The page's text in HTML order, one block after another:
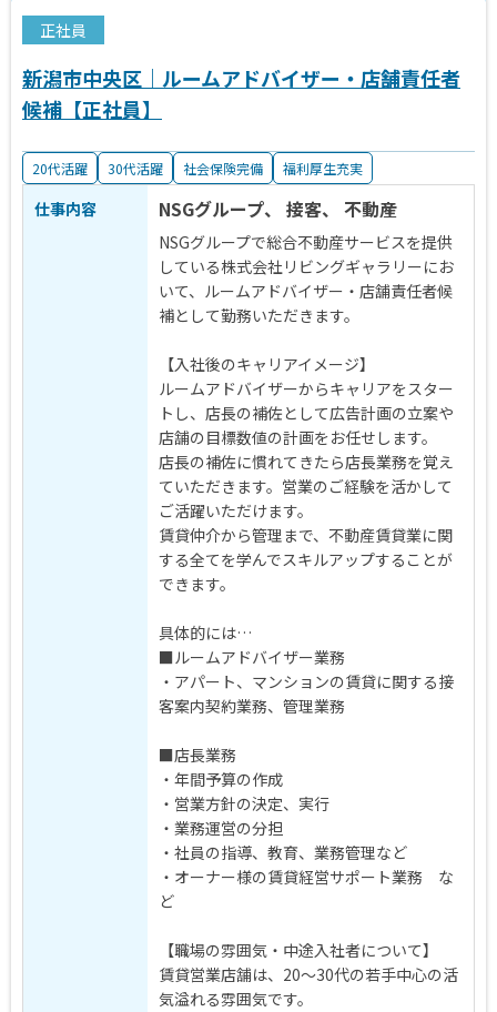
正社員
新潟市中央区｜ルームアドバイザー・店舗責任者
候補【正社員】
20代活躍 30代活躍 社会保険完備 福利厚生充実
仕事内容 NSGグループ、 接客、 不動産
NSGグループで総合不動産サービスを提供
している株式会社リビングギャラリーにお
いて、ルームアドバイザー・店舗責任者候
補として勤務いただきます。
【入社後のキャリアイメージ】
ルームアドバイザーからキャリアをスター
トし、店長の補佐として広告計画の立案や
店舗の目標数値の計画をお任せします。
店長の補佐に慣れてきたら店長業務を覚え
ていただきます。営業のご経験を活かして
ご活躍いただけます。
賃貸仲介から管理まで、不動産賃貸業に関
する全てを学んでスキルアップすることが
できます。
具体的には…
■ルームアドバイザー業務
・アパート、マンションの賃貸に関する接
客案内契約業務、管理業務
■店長業務
・年間予算の作成
・営業方針の決定、実行
・業務運営の分担
・社員の指導、教育、業務管理など
・オーナー様の賃貸経営サポート業務 な
ど
【職場の雰囲気・中途入社者について】
賃貸営業店舗は、20～30代の若手中心の活
気溢れる雰囲気です。